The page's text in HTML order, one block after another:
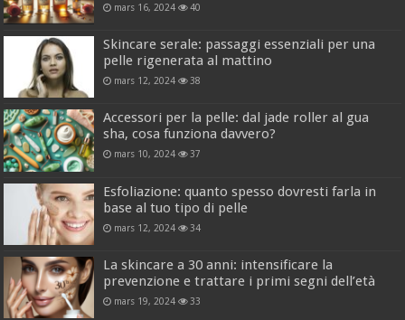
mars 16, 2024 40
Skincare serale: passaggi essenziali per una
pelle rigenerata al mattino
mars 12, 2024 38
Accessori per la pelle: dal jade roller al gua
sha, cosa funziona davvero?
mars 10, 2024 37
Esfoliazione: quanto spesso dovresti farla in
base al tuo tipo di pelle
mars 12, 2024 34
La skincare a 30 anni: intensificare la
prevenzione e trattare i primi segni dell’età
mars 19, 2024 33